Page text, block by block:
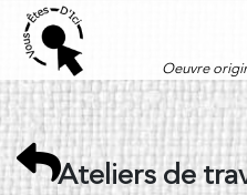
Skip
content
Oeuvre
Ateliers de